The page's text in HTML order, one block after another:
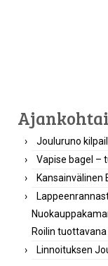
Jouluruno
Vapise bagel –
Kansainvälinen
Roilin
Linnoituksen